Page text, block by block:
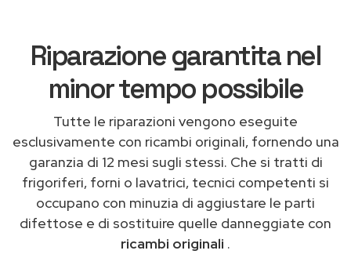
Riparazione garantita nel
minor tempo possibile
Tutte le riparazioni vengono eseguite
esclusivamente con ricambi originali, fornendo una
garanzia di 12 mesi sugli stessi. Che si tratti di
frigoriferi, forni o lavatrici, tecnici competenti si
occupano con minuzia di aggiustare le parti
difettose e di sostituire quelle danneggiate con
ricambi originali .